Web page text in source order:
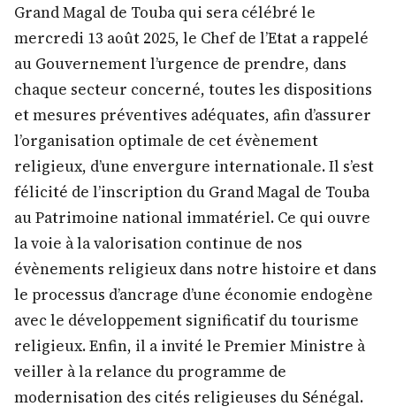
Grand Magal de Touba qui sera célébré le
mercredi 13 août 2025, le Chef de l’Etat a rappelé
au Gouvernement l’urgence de prendre, dans
chaque secteur concerné, toutes les dispositions
et mesures préventives adéquates, afin d’assurer
l’organisation optimale de cet évènement
religieux, d’une envergure internationale. Il s’est
félicité de l’inscription du Grand Magal de Touba
au Patrimoine national immatériel. Ce qui ouvre
la voie à la valorisation continue de nos
évènements religieux dans notre histoire et dans
le processus d’ancrage d’une économie endogène
avec le développement significatif du tourisme
religieux. Enfin, il a invité le Premier Ministre à
veiller à la relance du programme de
modernisation des cités religieuses du Sénégal.